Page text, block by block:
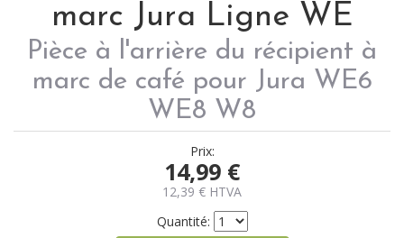
marc Jura Ligne WE
Pièce à l'arrière du récipient à
marc de café pour Jura WE6
WE8 W8
Prix:
14,99 €
12,39 € HTVA
Quantité: